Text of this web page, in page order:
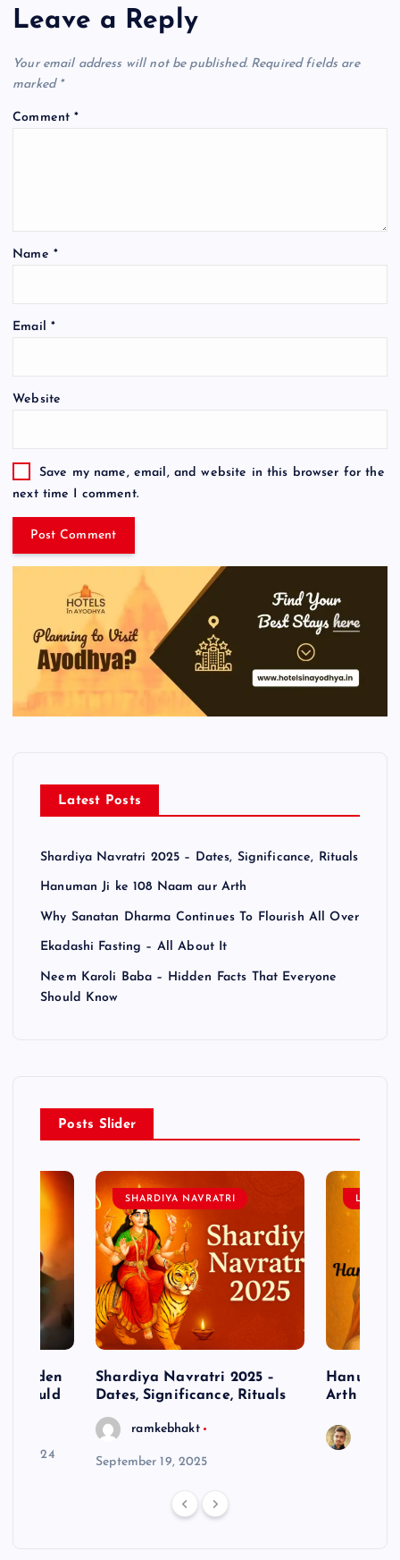
Leave a Reply
Your email address will not be published. Required fields are
marked *
Comment*
Name *
Email *
Website
Save my name, email, and website in this browser for the
next time I comment.
Latest Posts
Shardiya Navratri 2025 – Dates, Significance, Rituals
Hanuman Ji ke 108 Naam aur Arth
Why Sanatan Dharma Continues To Flourish All Over
Ekadashi Fasting – All About It
Neem Karoli Baba – Hidden Facts That Everyone
Should Know
Posts Slider
Hidden
Should
15, 2024
SHARDIYA NAVRATRI
Shardiya Navratri 2025 –
Dates, Significance, Rituals
ramkebhakt
September 19, 2025
LORD
Hanuman
Arth